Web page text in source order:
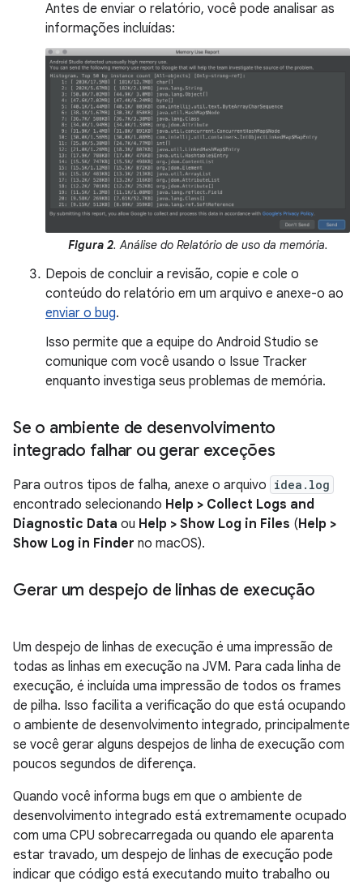
Antes de enviar o relatório, você pode analisar as
informações incluídas:
Figura 2. Análise do Relatório de uso da memória.
Depois de concluir a revisão, copie e cole o
conteúdo do relatório em um arquivo e anexe-o ao
enviar o bug.
Isso permite que a equipe do Android Studio se
comunique com você usando o Issue Tracker
enquanto investiga seus problemas de memória.
Se o ambiente de desenvolvimento
integrado falhar ou gerar exceções
Para outros tipos de falha, anexe o arquivo idea.log
encontrado selecionando Help > Collect Logs and
Diagnostic Data ou Help > Show Log in Files (Help >
Show Log in Finder no macOS).
Gerar um despejo de linhas de execução
Um despejo de linhas de execução é uma impressão de
todas as linhas em execução na JVM. Para cada linha de
execução, é incluída uma impressão de todos os frames
de pilha. Isso facilita a verificação do que está ocupando
o ambiente de desenvolvimento integrado, principalmente
se você gerar alguns despejos de linha de execução com
poucos segundos de diferença.
Quando você informa bugs em que o ambiente de
desenvolvimento integrado está extremamente ocupado
com uma CPU sobrecarregada ou quando ele aparenta
estar travado, um despejo de linhas de execução pode
indicar que código está executando muito trabalho ou